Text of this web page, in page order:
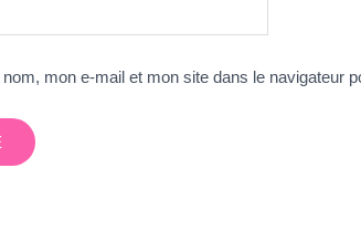
mon e-mail et mon site dans le navigateur